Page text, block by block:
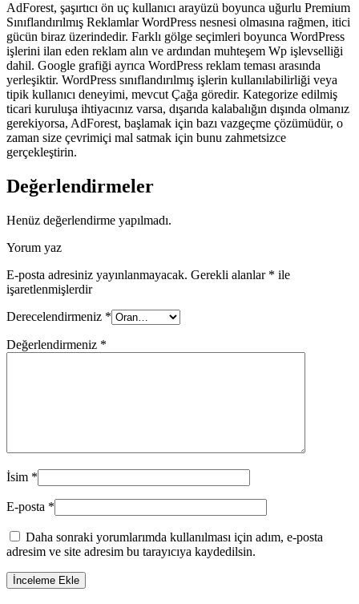
AdForest, şaşırtıcı ön uç kullanıcı arayüzü boyunca uğurlu Premium
Sınıflandırılmış Reklamlar WordPress nesnesi olmasına rağmen, itici
gücün biraz üzerindedir. Farklı gölge seçimleri boyunca WordPress
işlerini ilan eden reklam alın ve ardından muhteşem Wp işlevselliği
dahil. Google grafiği ayrıca WordPress reklam teması arasında
yerleşiktir. WordPress sınıflandırılmış işlerin kullanılabilirliği veya
tipik kullanıcı deneyimi, mevcut Çağa göredir. Kategorize edilmiş
ticari kuruluşa ihtiyacınız varsa, dışarıda kalabalığın dışında olmanız
gerekiyorsa, AdForest, başlamak için bazı vazgeçme çözümüdür, o
zaman size çevrimiçi mal satmak için bunu zahmetsizce
gerçekleştirin.
Değerlendirmeler
Henüz değerlendirme yapılmadı.
Yorum yaz
E-posta adresiniz yayınlanmayacak. Gerekli alanlar * ile
işaretlenmişlerdir
Derecelendirmeniz *
Değerlendirmeniz *
İsim *
E-posta *
Daha sonraki yorumlarımda kullanılması için adım, e-posta
adresim ve site adresim bu tarayıcıya kaydedilsin.